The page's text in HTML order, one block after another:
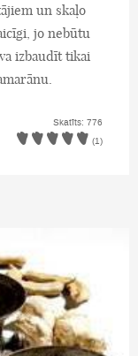
un skaļo
jo nebūtu
izbaudīt tikai
Skatīts: 776
(1)